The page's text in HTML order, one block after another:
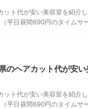
ト代が安い美容室を紹介
平日昼間690円のタイムサ
のヘアカット代が安
ト代が安い美容室を紹介
平日昼間690円のタイムサ